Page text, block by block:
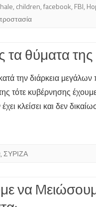
, children,facebook, FBI,
τα θύματα
την διάρκεια μεγάλων
τότε κυβέρνησης
κλείσει και δεν
,ΣΥΡΙΖΑ
να